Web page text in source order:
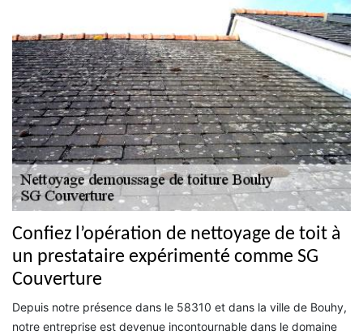
Confiez l’opération de nettoyage de toit à
un prestataire expérimenté comme SG
Couverture
Depuis notre présence dans le 58310 et dans la ville de Bouhy,
notre entreprise est devenue incontournable dans le domaine